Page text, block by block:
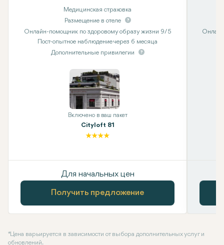
Медицинская страховка
Размещение в отеле
Онлайн-помощник по здоровому образу жизни 9/5
Пост-опытное наблюдение через 6 месяца
Дополнительные привилегии
Включено в ваш пакет
Cityloft 81
Для начальных цен
Получить предложение
* Цена варьируется в зависимости от выбора дополнительных услуг и
обновлений.